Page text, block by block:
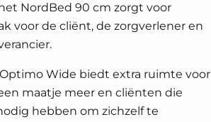
NordBed 90 cm zorgt voor
voor de cliënt, de zorgverlener en
Wide biedt extra ruimte voor
maatje meer en cliënten die
hebben om zichzelf te